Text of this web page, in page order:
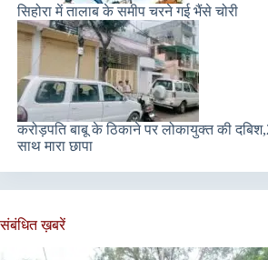
सिहोरा में तालाब के समीप चरने गई भैंसे चोरी
करोड़पति बाबू के ठिकाने पर लोकायुक्त की
साथ मारा छापा
संबंधित ख़बरें